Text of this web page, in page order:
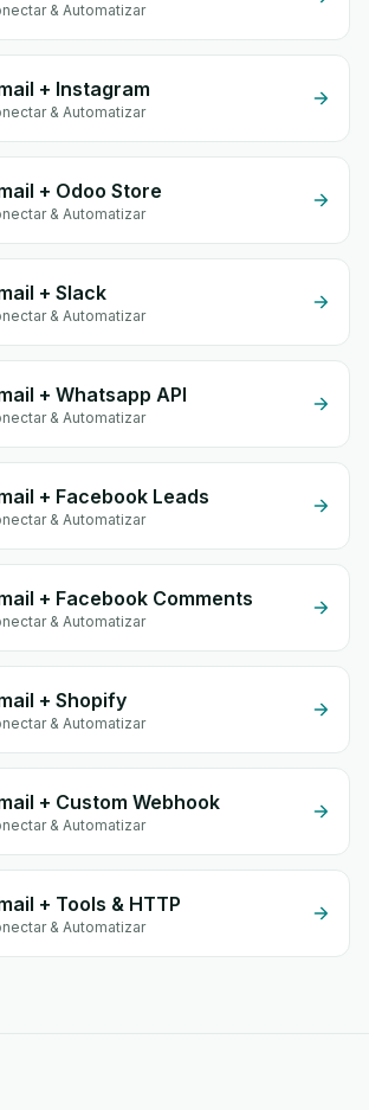
& Automatizar
+ Instagram
& Automatizar
+ Odoo Store
& Automatizar
+ Slack
& Automatizar
+ Whatsapp API
& Automatizar
+ Facebook Leads
& Automatizar
+ Facebook Comments
& Automatizar
+ Shopify
& Automatizar
+ Custom Webhook
& Automatizar
+ Tools & HTTP
& Automatizar